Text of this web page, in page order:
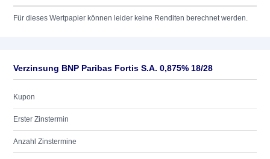
Für dieses Wertpapier können leider keine Renditen berechnet werden.
Verzinsung BNP Paribas Fortis S.A. 0,875% 18/28
Kupon
Erster Zinstermin
Anzahl Zinstermine